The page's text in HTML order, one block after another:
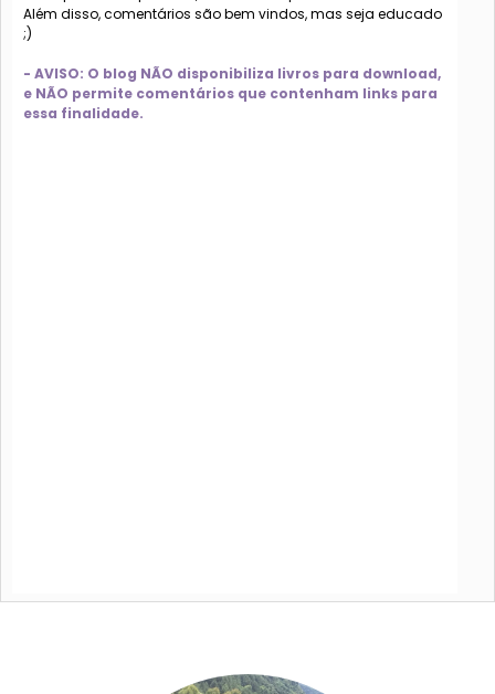
Além disso, comentários são bem vindos, mas seja educado
;)
- AVISO: O blog NÃO disponibiliza livros para download,
e NÃO permite comentários que contenham links para
essa finalidade.